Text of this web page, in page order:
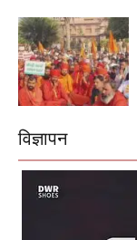
विज्ञापन